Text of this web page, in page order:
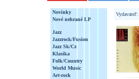
Novinky
Nové nehrané LP
Jazz
Jazzrock/Fusion
Jazz Sk/Cz
Klasika
Folk/Country
World Music
Art-rock
Vydavateľ: